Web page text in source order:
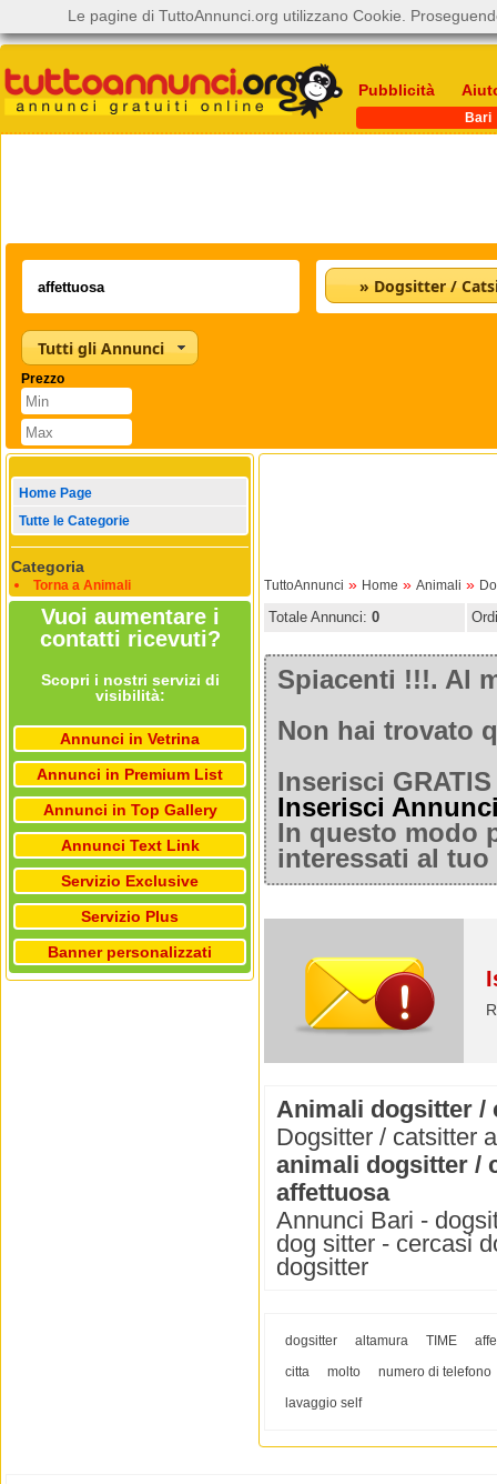
Pubblicità
Bari
» Dogsitter /
Tutti gli Annunci
Prezzo
Home Page
Tutte le Categorie
Categoria
Torna a Animali
Vuoi aumentare i
contatti ricevuti?
Scopri i nostri servizi di
visibilità:
Annunci in Vetrina
Annunci in Premium List
Annunci in Top Gallery
Annunci Text Link
Servizio Exclusive
Servizio Plus
Banner personalizzati
TuttoAnnunci » Home » Animali »
Totale Annunci: 0
Spiacenti !!!. Al
Non hai trovato
Inserisci
Inserisci
In questo modo
interessati al
Animali dogsitter /
Dogsitter / catsitter
animali dogsitter /
affettuosa
Annunci Bari -
dog sitter - cercasi
dogsitter
dogsitter altamura TIME
citta
molto
numero di telefono
lavaggio self
Le pagine di TuttoAnnunci.org utilizzano Cookie.